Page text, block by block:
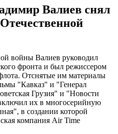
Валиев снял
войны Валиев руководил
фронта и был режиссером
Отснятые им материалы
"Кавказ" и "Генерал
Грузия" и "Новости
их в многосерийную
в создании которой
компания Air Time